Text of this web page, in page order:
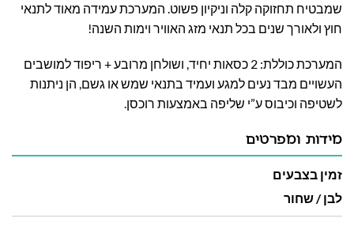
שמבטיח תחזוקה קלה וניקיון פשוט. המערכת עמידה מאוד לתנאי
חוץ ולאורך שנים בכל תנאי מזג האוויר וימות השנה!
המערכת כוללת: 2 כסאות יחיד, ושולחן מרובע + ריפוד למושבים
העשויים מבד נעים למגע ועמיד בתנאי שמש או גשם, הן ניתנות
לשטיפה וכיבוס ע”י שליפה באמצעות רוכסן.
מידות ומפרטים
זמין בצבעים
לבן / שחור